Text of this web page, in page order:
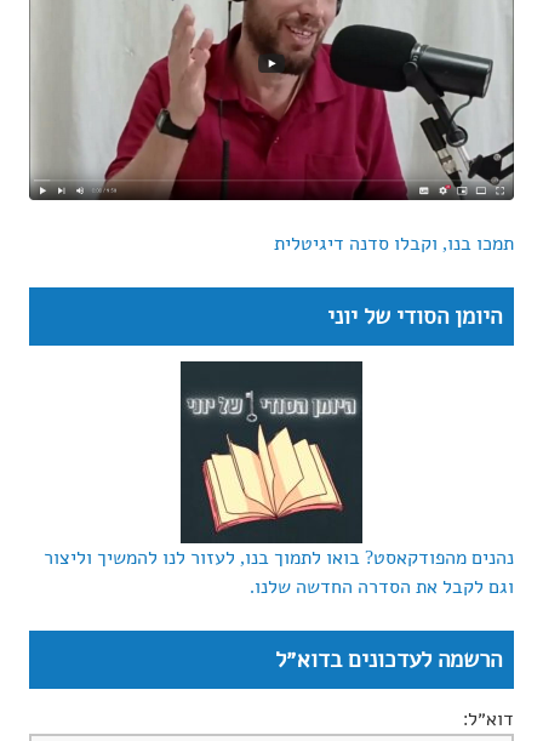
תמכו בנו, וקבלו סדנה דיגיטלית
היומן הסודי של יוני
נהנים מהפודקאסט? בואו לתמוך בנו, לעזור לנו להמשיך וליצור
וגם לקבל את הסדרה החדשה שלנו.
הרשמה לעדכונים בדוא״ל
דוא״ל: